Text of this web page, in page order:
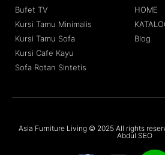
Bufet TV
Kursi Tamu Minimalis
Kursi Tamu Sofa
Kursi Cafe Kayu
Sofa Rotan Sintetis
HOME
Blog
Asia Furniture Living © 2025 All rights
Abdul SEO